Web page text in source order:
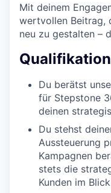
Mit deinem
wertvollen Beitrag,
neu zu gestalten –
Du berätst
für Stepstone
deinen
Du stehst
Aussteuerung
Kampagnen
stets die
Kunden im